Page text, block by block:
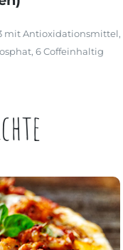
mit Antioxidationsmittel,
6Coffeinhaltig